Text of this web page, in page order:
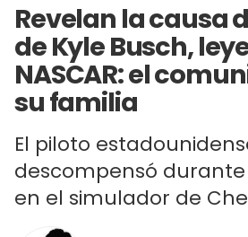
Revelan la causa
de Kyle Busch,
NASCAR: el
su familia
El piloto
descompensó
en el simulador de